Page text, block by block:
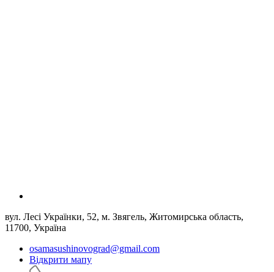
вул. Лесі Українки, 52, м. Звягель, Житомирська область,
11700, Україна
osamasushinovograd@gmail.com
Відкрити мапу